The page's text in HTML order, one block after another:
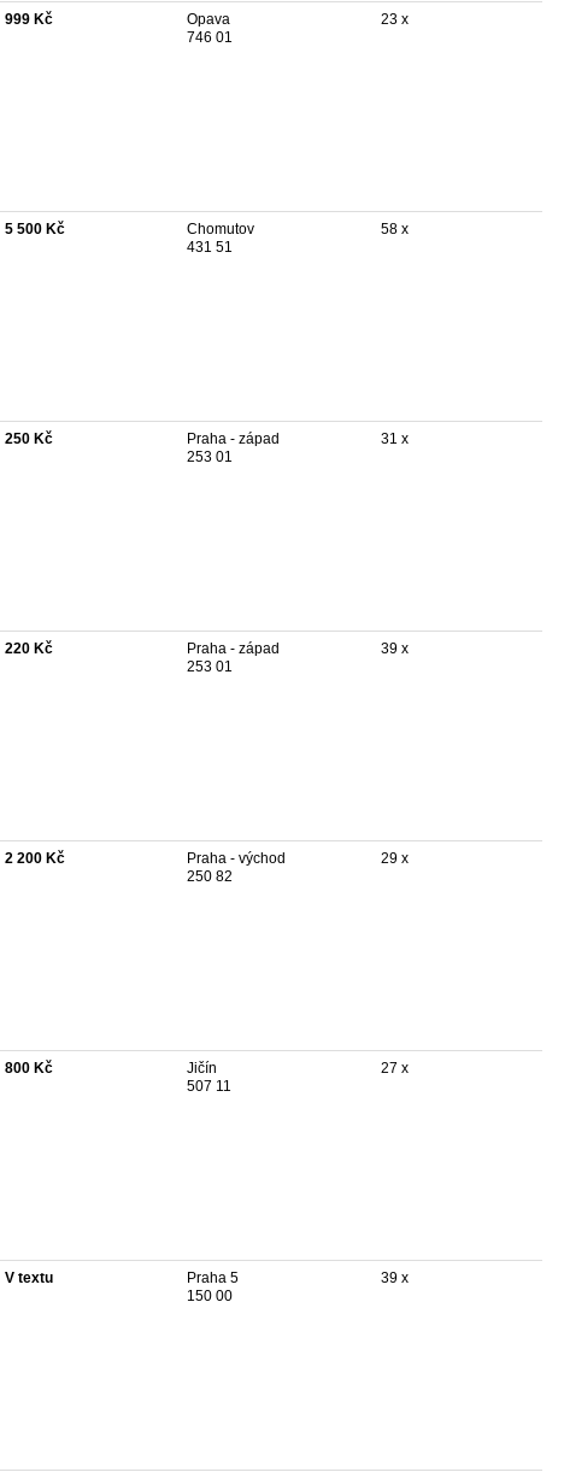
999 Kč
Opava
746 01
23 x
5 500 Kč
Chomutov
431 51
58 x
250 Kč
Praha - západ
253 01
31 x
220 Kč
Praha - západ
253 01
39 x
2 200 Kč
Praha - východ
250 82
29 x
800 Kč
Jičín
507 11
27 x
V textu
Praha 5
150 00
39 x